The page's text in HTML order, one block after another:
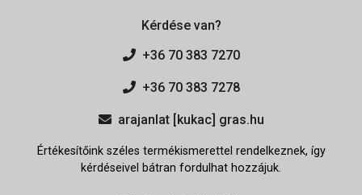
Kérdése van?
+36 70 383 7270
+36 70 383 7278
arajanlat [kukac] gras.hu
Értékesítőink széles termékismerettel rendelkeznek, így
kérdéseivel bátran fordulhat hozzájuk.